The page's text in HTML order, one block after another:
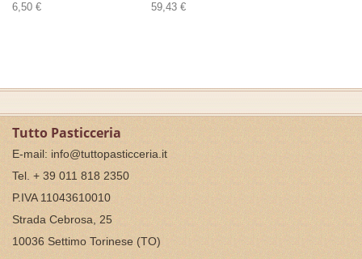
6,50 €
59,43 €
Tutto Pasticceria
E-mail: info@tuttopasticceria.it
Tel. + 39 011 818 2350
P.IVA 11043610010
Strada Cebrosa, 25
10036 Settimo Torinese (TO)